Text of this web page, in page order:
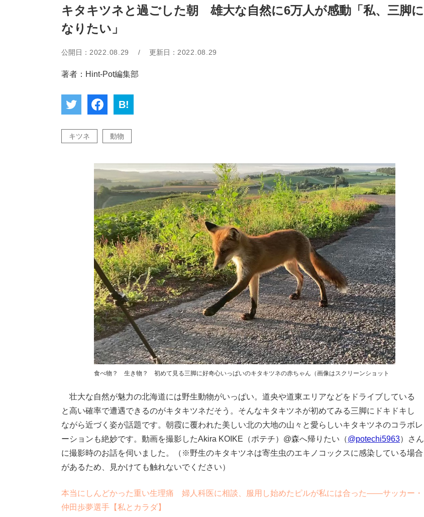
キタキツネと過ごした朝 雄大な自然に6万人が感動「私、三脚に
なりたい」
公開日： 2022.08.29 / 更新日： 2022.08.29
著者：Hint-Pot編集部
B!
キツネ 動物
食べ物？ 生き物？ 初めて見る三脚に好奇心いっぱいのキタキツネの赤ちゃん（画像はスクリーンショット
壮大な自然が魅力の北海道には野生動物がいっぱい。道央や道東エリアなどをドライブしている
と高い確率で遭遇できるのがキタキツネだそう。そんなキタキツネが初めてみる三脚にドキドキし
ながら近づく姿が話題です。朝霞に覆われた美しい北の大地の山々と愛らしいキタキツネのコラボレ
ーションも絶妙です。動画を撮影したAkira KOIKE（ポテチ）@森へ帰りたい（@potechi5963）さん
に撮影時のお話を伺いました。（※野生のキタキツネは寄生虫のエキノコックスに感染している場合
があるため、見かけても触れないでください）
本当にしんどかった重い生理痛 婦人科医に相談、服用し始めたピルが私には合った――サッカー・
仲田歩夢選手【私とカラダ】